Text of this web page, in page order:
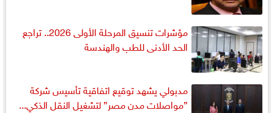
مؤشرات تنسيق المرحلة الأولى 2026.. تراجع
الحد الأدنى للطب والهندسة
مدبولي يشهد توقيع اتفاقية تأسيس شركة
”مواصلات مدن مصر” لتشغيل النقل الذكي...